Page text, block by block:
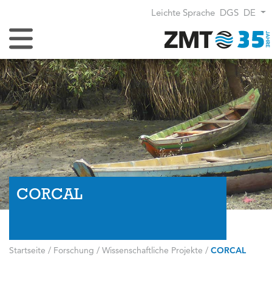
Leichte Sprache DGS DE
Navigation umschalten
CORCAL
Startseite / Forschung / Wissenschaftliche Projekte / CORCAL